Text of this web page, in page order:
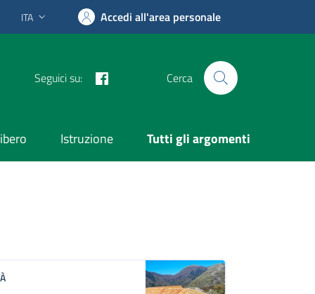
Lingua attiva:
ITA Accedi all'area personale
Seguici su: Cerca
Istruzione Tutti gli argomenti